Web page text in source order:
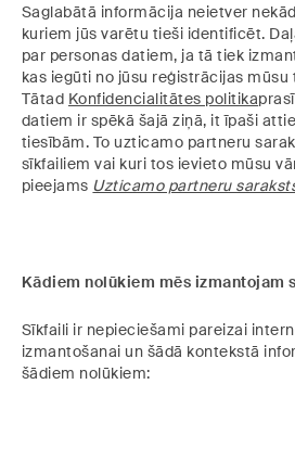
Saglabātā informācija neietver
kuriem jūs varētu tieši identificēt.
par personas datiem, ja tā tiek
kas iegūti no jūsu reģistrācijas mūsu
Tātad Konfidencialitātes politika
datiem ir spēkā šajā ziņā, it īpaši
tiesībām. To uzticamo partneru
sīkfailiem vai kuri tos ievieto mūsu
pieejams Uzticamo partneru
Kādiem nolūkiem mēs izmantojam
Sīkfaili ir nepieciešami pareizai
izmantošanai un šādā kontekstā
šādiem nolūkiem: